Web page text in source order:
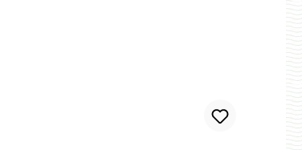
einer Tasse Kaffee besonders
von Pampelmuse und roter
von 4Intensität:3 von